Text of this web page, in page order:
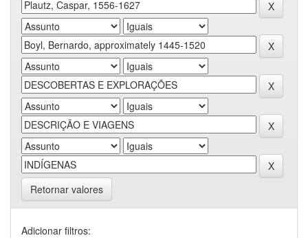
Retornar valores
Adicionar filtros: